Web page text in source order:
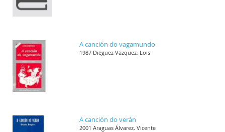
A canción do vagamundo
1987 Diéguez Vázquez, Lois
A canción do verán
2001 Araguas Álvarez, Vicente